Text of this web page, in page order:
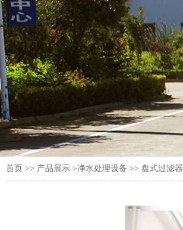
首页 >> 产品展示 >净水处理设备 >> 盘式过滤器